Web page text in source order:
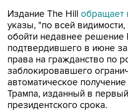
Издание The Hill обращает
указы, "по всей
обойти недавнее решение
подтвердившего в июне
права на гражданство по
заблокировавшего
автоматическое
Трампа, изданный в
президентского срока.